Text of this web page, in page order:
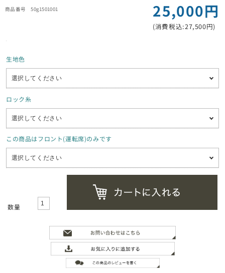
50g1501001 25,000円
(消費税込:27,500円)
生地色
ロック糸
この商品はフロント(運転席)のみです
数量